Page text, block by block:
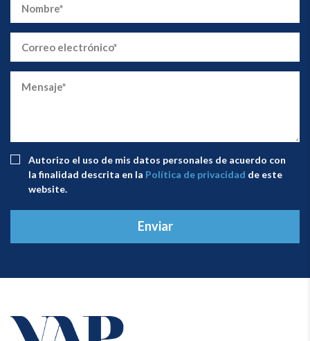
Autorizo ​​el uso de mis datos personales de acuerdo con
la finalidad descrita en la Política de privacidad de este
website.
Enviar